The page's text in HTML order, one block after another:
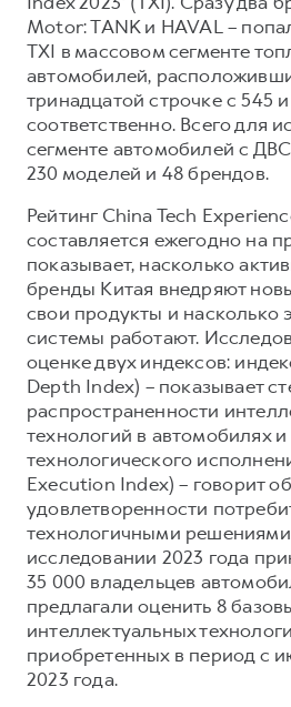
POER
от 3 449 000 ₽
Для малого бизнеса
Корпоративным клиентам
Крупным корпоративным
Система управления
Сервис для корпоративных
HAVAL Лизинг
АКСЕССУАРЫ HAVAL
Автомобильные аксессуары
Коллекция CITY
Коллекция Базовая
Коллекция Детская
Мобильное приложение
Программа «HAVAL
Руководства по
Подписки
Автомобильные аксессуары
Коллекция CITY
Коллекция Базовая
Коллекция Детская
Motor: TANK и HAVAL –
TXI в массовом сегменте
автомобилей,
тринадцатой строчке с 545
соответственно. Всего для
сегменте автомобилей с
230 моделей и 48 брендов.
Рейтинг China Tech
составляется ежегодно на
показывает, насколько
бренды Китая внедряют
свои продукты и насколько
системы работают.
оценке двух индексов:
Depth Index) – показывает
распространенности
технологий в автомобилях
технологического
Execution Index) – говорит
удовлетворенности
технологичными
исследовании 2023 года
35 000 владельцев
предлагали оценить 8
интеллектуальных
приобретенных в период с
2023 года.